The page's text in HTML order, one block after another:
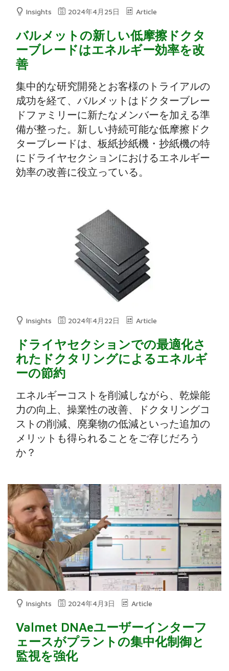
Insights 2024年4月25日 Article
バルメットの新しい低摩擦ドクタ
ーブレードはエネルギー効率を改
善
集中的な研究開発とお客様のトライアルの
成功を経て、バルメットはドクターブレー
ドファミリーに新たなメンバーを加える準
備が整った。新しい持続可能な低摩擦ドク
ターブレードは、板紙抄紙機・抄紙機の特
にドライヤセクションにおけるエネルギー
効率の改善に役立っている。
Insights 2024年4月22日 Article
ドライヤセクションでの最適化さ
れたドクタリングによるエネルギ
ーの節約
エネルギーコストを削減しながら、乾燥能
力の向上、操業性の改善、ドクタリングコ
ストの削減、廃棄物の低減といった追加の
メリットも得られることをご存じだろう
か？
Insights 2024年4月3日 Article
Valmet DNAeユーザーインターフ
ェースがプラントの集中化制御と
監視を強化